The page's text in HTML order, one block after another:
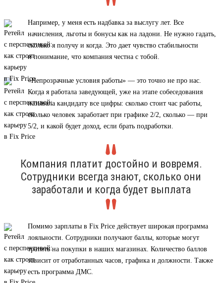
Например, у меня есть надбавка за выслугу лет. Все
начисления, льготы и бонусы как на ладони. Не нужно гадать,
сколько я получу и когда. Это дает чувство стабильности
и понимание, что компания честна с тобой.
«Непрозрачные условия работы» — это точно не про нас.
Когда я работала заведующей, уже на этапе собеседования
называла кандидату все цифры: сколько стоит час работы,
сколько человек заработает при графике 2/2, сколько — при
5/2, и какой будет доход, если брать подработки.
Компания платит достойно и вовремя.
Сотрудники всегда знают, сколько они
заработали и когда будет выплата
Помимо зарплаты в Fix Price действует широкая программа
лояльности. Сотрудники получают баллы, которые могут
тратить на покупки в наших магазинах. Количество баллов
зависит от отработанных часов, графика и должности. Также
есть программа ДМС.